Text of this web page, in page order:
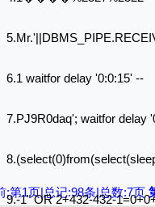
6.1 waitfor delay '0:0:15' --
7.PJ9R0daq'; waitfor delay
9.-1" OR 2+432-432-
:第1页|总记:98条|总数:7页